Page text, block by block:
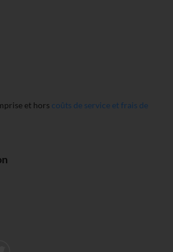
et hors coûts de service et frais de